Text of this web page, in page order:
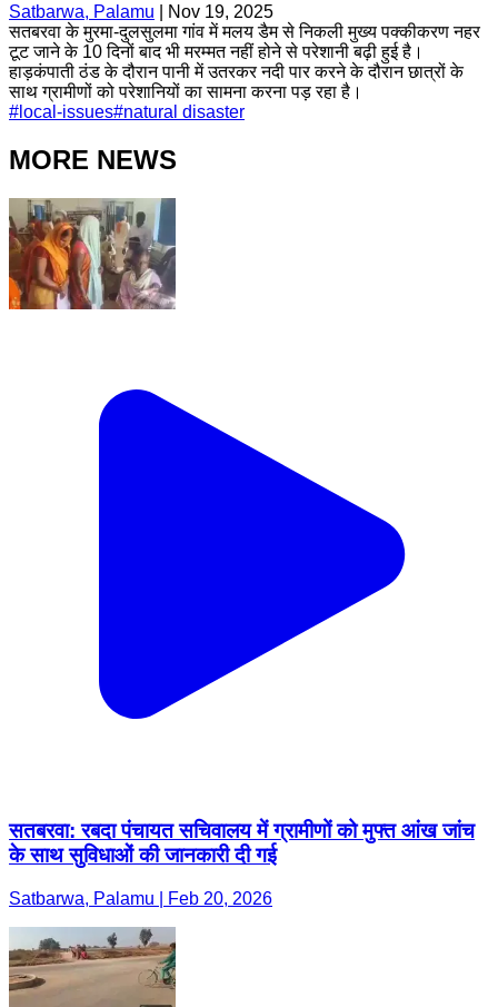
Satbarwa, Palamu
Nov 19, 2025
सतबरवा के मुरमा-दुलसुलमा गांव में मलय डैम से निकली मुख्य पक्कीकरण नहर
टूट जाने के 10 दिनों बाद भी मरम्मत नहीं होने से परेशानी बढ़ी हुई है।
हाड़कंपाती ठंड के दौरान पानी में उतरकर नदी पार करने के दौरान छात्रों के
साथ ग्रामीणों को परेशानियों का सामना करना पड़ रहा है।
# local-issues#natural disaster
MORE NEWS
सतबरवा: रबदा पंचायत सचिवालय में ग्रामीणों को मुफ्त आंख जांच
के साथ सुविधाओं की जानकारी दी गई
Satbarwa, Palamu | Feb 20, 2026